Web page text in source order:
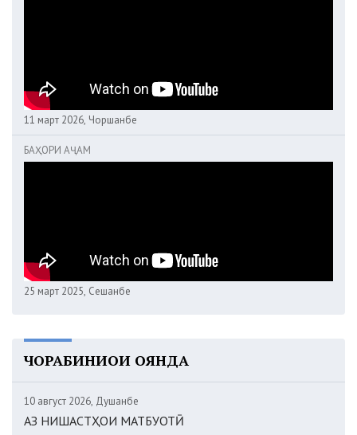
11 март 2026, Чоршанбе
БАҲОРИ АҶАМ
25 март 2025, Сешанбе
ЧОРАБИНИҲОИ ОЯНДА
10 август 2026, Душанбе
АЗ НИШАСТҲОИ МАТБУОТӢ